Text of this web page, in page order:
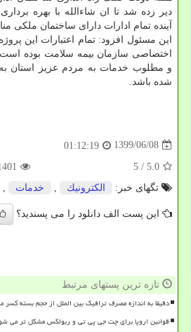
دیر زده شد تا ان شاءالله با بهره
آینده تمام ادارات دارای ساختمان ملکی
این مسئول افزود: تمام اعتبارات این
اختصاصی سازمان بیمه سلامت بوده است.
و مطلوب خدمات به مردم عزیز استان
شده باشد.
1399/06/08
01:12:19
5.0
/ 5
تگهای خبر:
الكترونیك , خدمات ,
این پست الف دانلود را می پسندید؟
تازه ترین پستهای مرتبط
دقیقا به اندازه مصرف ترافیک بین الملل از حجم بسته
قوانین اروپا برای چت جی پی تی و ربولکس مشکل تر می